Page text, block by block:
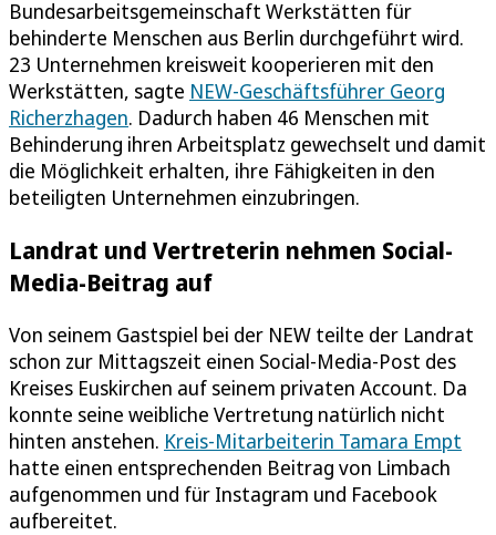
Bundesarbeitsgemeinschaft Werkstätten für
behinderte Menschen aus Berlin durchgeführt wird.
23 Unternehmen kreisweit kooperieren mit den
Werkstätten, sagte NEW-Geschäftsführer Georg
Richerzhagen. Dadurch haben 46 Menschen mit
Behinderung ihren Arbeitsplatz gewechselt und damit
die Möglichkeit erhalten, ihre Fähigkeiten in den
beteiligten Unternehmen einzubringen.
Landrat und Vertreterin nehmen Social-
Media-Beitrag auf
Von seinem Gastspiel bei der NEW teilte der Landrat
schon zur Mittagszeit einen Social-Media-Post des
Kreises Euskirchen auf seinem privaten Account. Da
konnte seine weibliche Vertretung natürlich nicht
hinten anstehen. Kreis-Mitarbeiterin Tamara Empt
hatte einen entsprechenden Beitrag von Limbach
aufgenommen und für Instagram und Facebook
aufbereitet.